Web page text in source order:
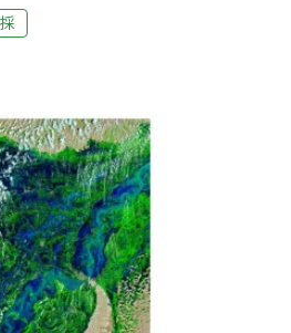
點假日遊客眾
發展，引發正反
益，恐影響環境
視新聞網報導）